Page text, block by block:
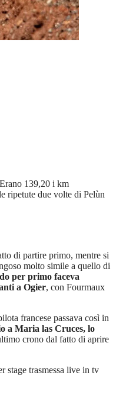
139,20 i km
ripetute due volte di Pelùn
di partire primo, mentre si
molto simile a quello di
per primo faceva
a Ogier, con Fourmaux
francese passava così in
a Maria las Cruces, lo
crono dal fatto di aprire
stage trasmessa live in tv